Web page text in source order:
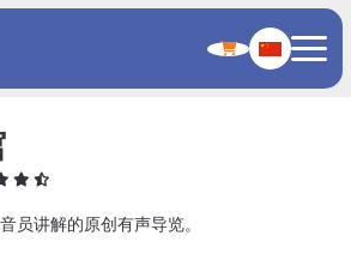
员讲解的原创有声导览。